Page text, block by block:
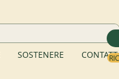
SOSTENERE